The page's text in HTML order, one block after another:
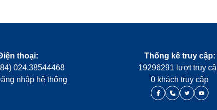
thoại:
024.38544468
nhập hệ thống
Thống kê truy cập:
19296291 lượt truy
0 khách truy cập